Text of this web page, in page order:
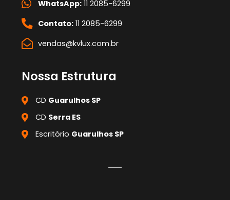
WhatsApp:11 2085-6299
Contato:11 2085-6299
vendas@kvlux.com.br
Nossa Estrutura
CD Guarulhos SP
CD Serra ES
Escritório Guarulhos SP